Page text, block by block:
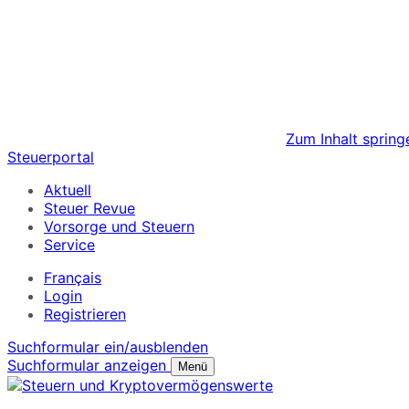
Zum Inhalt
Steuerportal
Aktuell
Steuer Revue
Vorsorge und Steuern
Service
Français
Login
Registrieren
Suchformular ein/ausblenden
Suchformular anzeigen
Menü